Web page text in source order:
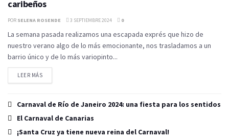
caribeños
POR SELENA ROSENDE 3 SEPTIEMBRE 2024 0
La semana pasada realizamos una escapada exprés que hizo de
nuestro verano algo de lo más emocionante, nos trasladamos a un
barrio único y de lo más variopinto...
LEER MÁS
Carnaval de Río de Janeiro 2024: una fiesta para los sentidos
El Carnaval de Canarias
¡Santa Cruz ya tiene nueva reina del Carnaval!